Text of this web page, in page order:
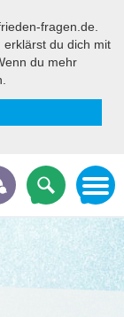
fragen.de.
du dich mit
du mehr